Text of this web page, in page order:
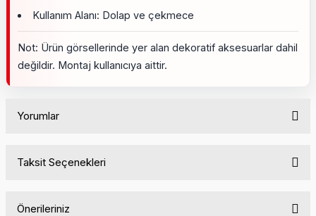
Kullanım Alanı: Dolap ve çekmece
Not: Ürün görsellerinde yer alan dekoratif aksesuarlar dahil
değildir. Montaj kullanıcıya aittir.
Yorumlar
Taksit Seçenekleri
Önerileriniz